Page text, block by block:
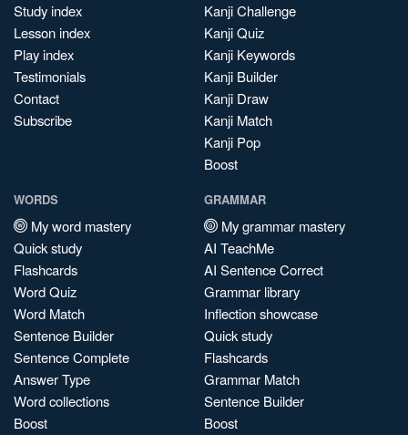
Study index
Lesson index
Play index
Testimonials
Contact
Subscribe
Kanji Challenge
Kanji Quiz
Kanji Keywords
Kanji Builder
Kanji Draw
Kanji Match
Kanji Pop
Boost
WORDS
My word mastery
Quick study
Flashcards
Word Quiz
Word Match
Sentence Builder
Sentence Complete
Answer Type
Word collections
Boost
GRAMMAR
My grammar mastery
AI TeachMe
AI Sentence Correct
Grammar library
Inflection showcase
Quick study
Flashcards
Grammar Match
Sentence Builder
Boost